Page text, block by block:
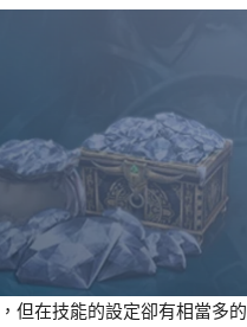
但在技能的設定卻有相當多